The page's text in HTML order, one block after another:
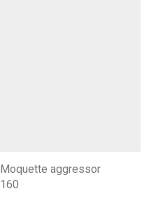
Moquette aggressor
160